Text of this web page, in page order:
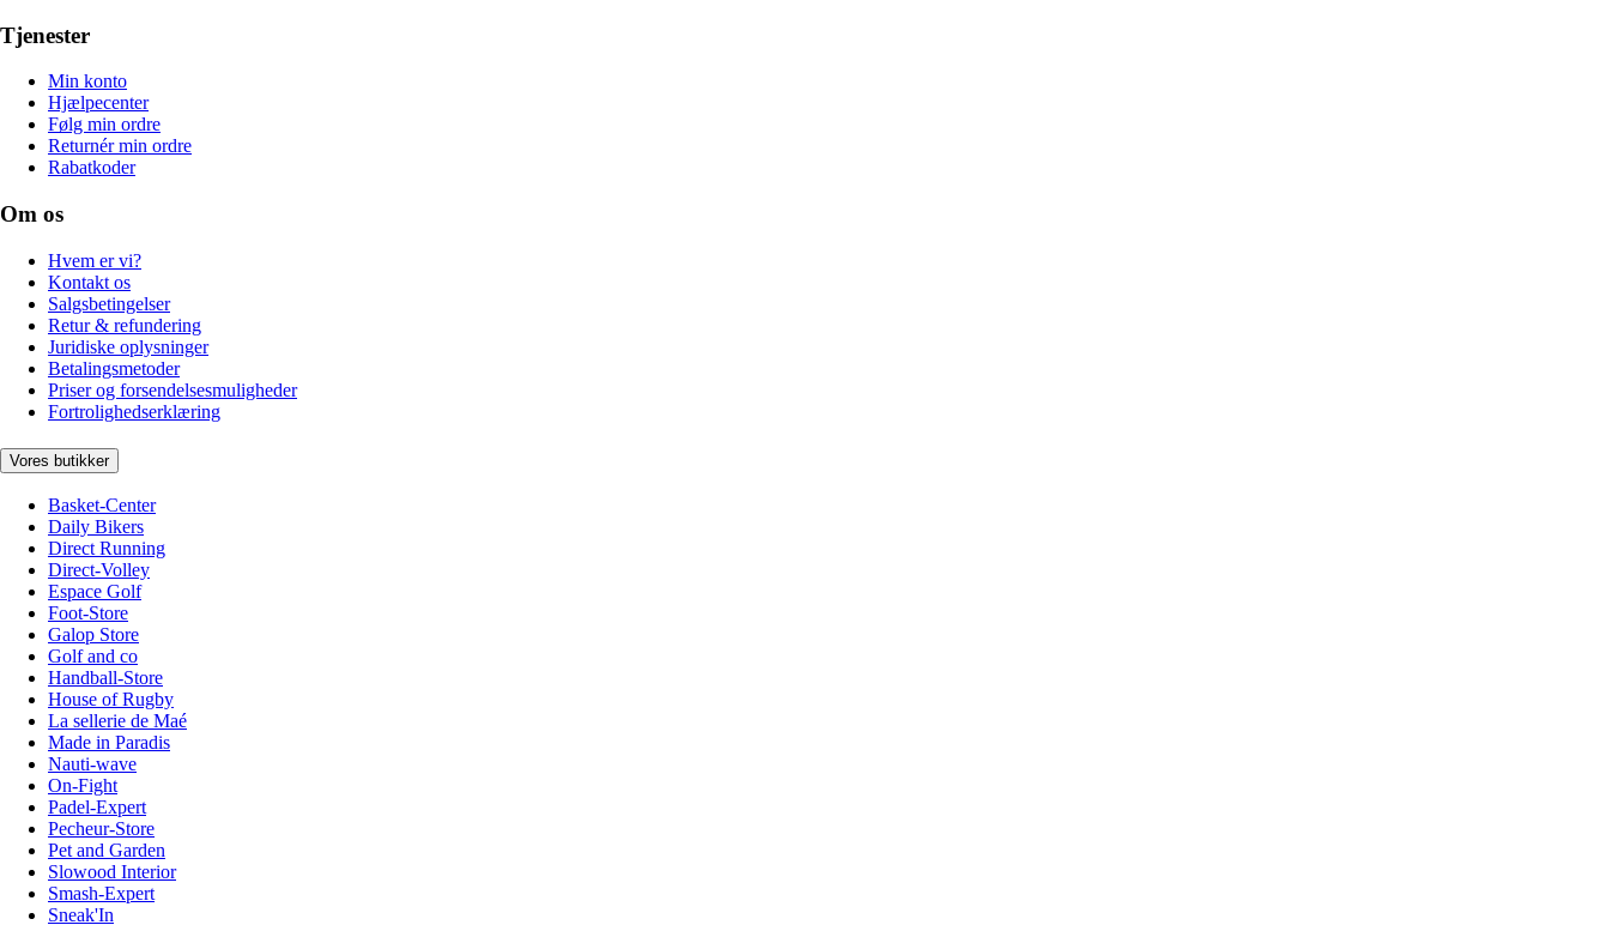
Tjenester
Min konto
Hjælpecenter
Følg min ordre
Returnér min ordre
Rabatkoder
Om os
Hvem er vi?
Kontakt os
Salgsbetingelser
Retur & refundering
Juridiske oplysninger
Betalingsmetoder
Priser og forsendelsesmuligheder
Fortrolighedserklæring
Vores butikker
Basket-Center
Daily Bikers
Direct Running
Direct-Volley
Espace Golf
Foot-Store
Galop Store
Golf and co
Handball-Store
House of Rugby
La sellerie de Maé
Made in Paradis
Nauti-wave
On-Fight
Padel-Expert
Pecheur-Store
Pet and Garden
Slowood Interior
Smash-Expert
Sneak'In